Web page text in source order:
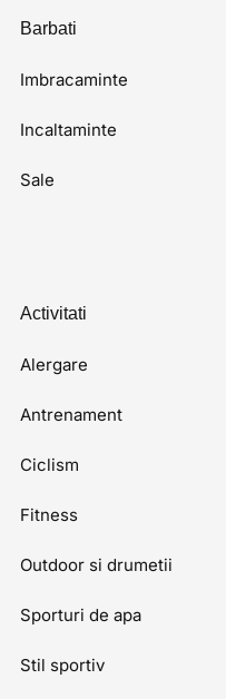
Barbati
Imbracaminte
Incaltaminte
Sale
Activitati
Alergare
Antrenament
Ciclism
Fitness
Outdoor si drumetii
Sporturi de apa
Stil sportiv